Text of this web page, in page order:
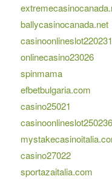
ballycasinocanada.net
casinoonlineslot220231
onlinecasino23026
spinmama
efbetbulgaria.com
casino25021
casinoonlineslot250236
casino27022
sportazaitalia.com